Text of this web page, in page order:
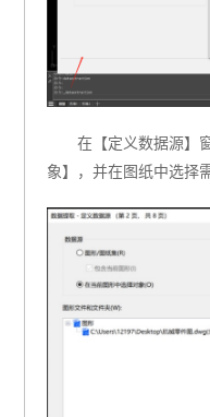
在【定义数据源】
象】，并在图纸中选择